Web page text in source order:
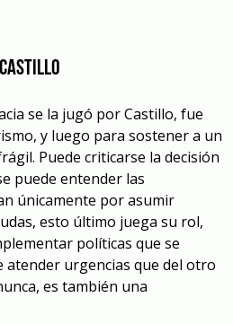
se la jugó por Castillo, fue
y luego para sostener a un
Puede criticarse la decisión
puede entender las
únicamente por asumir
esto último juega su rol,
políticas que se
atender urgencias que del otro
es también una